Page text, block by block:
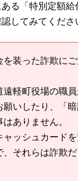
る「特別定額
してみてくださ
装った詐欺に
遠軽町役場の職
いしたり、「
ありません。
ャッシュカード
それらは詐欺だ